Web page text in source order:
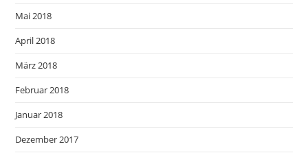
Mai 2018
April 2018
März 2018
Februar 2018
Januar 2018
Dezember 2017